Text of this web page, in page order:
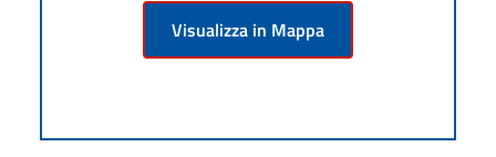
Visualizza in Mappa